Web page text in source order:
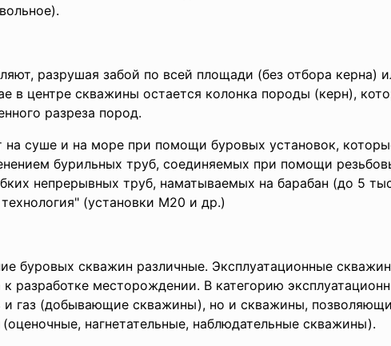
разрушая забой по всей площади (без отбора керна)
в центре скважины остается колонка породы (керн),
разреза пород.
на суше и на море при помощи буровых установок,
бурильных труб, соединяемых при помощи
непрерывных труб, наматываемых на барабан (до 5
(установки М20 и др.)
буровых скважин различные. Эксплуатационные
к разработке месторождении. В категорию
газ (добывающие скважины), но и скважины,
нагнетательные, наблюдательные скважины).